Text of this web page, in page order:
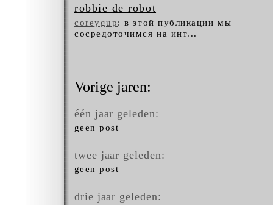
robbie de robot
coreygup: в этой публикации мы
сосредоточимся на инт...
Vorige jaren:
één jaar geleden:
geen post
twee jaar geleden:
geen post
drie jaar geleden: